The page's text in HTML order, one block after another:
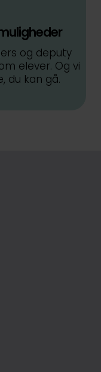
og deputy
elever. Og vi
du kan gå.